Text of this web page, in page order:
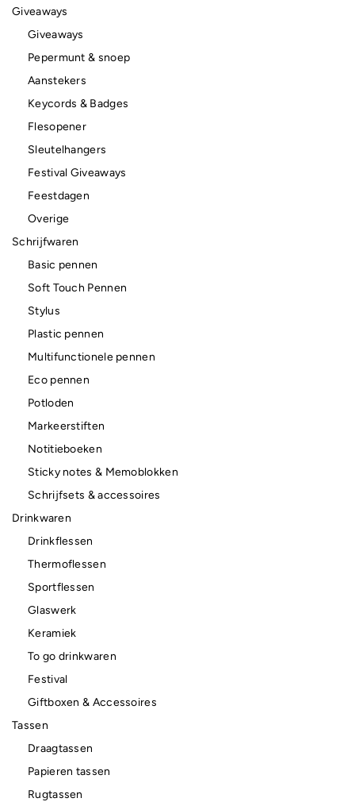
Giveaways
Giveaways
Pepermunt & snoep
Aanstekers
Keycords & Badges
Flesopener
Sleutelhangers
Festival Giveaways
Feestdagen
Overige
Schrijfwaren
Basic pennen
Soft Touch Pennen
Stylus
Plastic pennen
Multifunctionele pennen
Eco pennen
Potloden
Markeerstiften
Notitieboeken
Sticky notes & Memoblokken
Schrijfsets & accessoires
Drinkwaren
Drinkflessen
Thermoflessen
Sportflessen
Glaswerk
Keramiek
To go drinkwaren
Festival
Giftboxen & Accessoires
Tassen
Draagtassen
Papieren tassen
Rugtassen